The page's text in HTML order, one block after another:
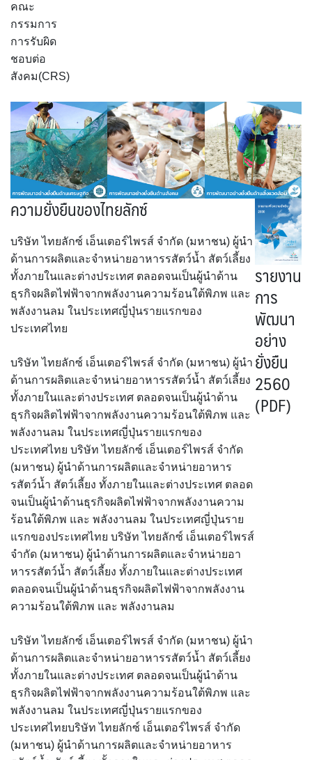
คณะ
กรรมการ
การรับผิด
ชอบต่อ
สังคม(CRS)
ความยั่งยืนของไทยลักซ์
บริษัท ไทยลักซ์ เอ็นเตอร์ไพรส์ จำกัด (มหาชน) ผู้นำ
ด้านการผลิตและจำหน่ายอาหารรสัตว์น้ำ สัตว์เลี้ยง
ทั้งภายในและต่างประเทศ ตลอดจนเป็นผู้นำด้าน
ธุรกิจผลิตไฟฟ้าจากพลังงานความร้อนใต้พิภพ และ
พลังงานลม ในประเทศญี่ปุ่นรายแรกของ
ประเทศไทย
บริษัท ไทยลักซ์ เอ็นเตอร์ไพรส์ จำกัด (มหาชน) ผู้นำ
ด้านการผลิตและจำหน่ายอาหารรสัตว์น้ำ สัตว์เลี้ยง
ทั้งภายในและต่างประเทศ ตลอดจนเป็นผู้นำด้าน
ธุรกิจผลิตไฟฟ้าจากพลังงานความร้อนใต้พิภพ และ
พลังงานลม ในประเทศญี่ปุ่นรายแรกของ
ประเทศไทย บริษัท ไทยลักซ์ เอ็นเตอร์ไพรส์ จำกัด
(มหาชน) ผู้นำด้านการผลิตและจำหน่ายอาหาร
รสัตว์น้ำ สัตว์เลี้ยง ทั้งภายในและต่างประเทศ ตลอด
จนเป็นผู้นำด้านธุรกิจผลิตไฟฟ้าจากพลังงานความ
ร้อนใต้พิภพ และ พลังงานลม ในประเทศญี่ปุ่นราย
แรกของประเทศไทย บริษัท ไทยลักซ์ เอ็นเตอร์ไพรส์
จำกัด (มหาชน) ผู้นำด้านการผลิตและจำหน่ายอา
หารรสัตว์น้ำ สัตว์เลี้ยง ทั้งภายในและต่างประเทศ
ตลอดจนเป็นผู้นำด้านธุรกิจผลิตไฟฟ้าจากพลังงาน
ความร้อนใต้พิภพ และ พลังงานลม
บริษัท ไทยลักซ์ เอ็นเตอร์ไพรส์ จำกัด (มหาชน) ผู้นำ
ด้านการผลิตและจำหน่ายอาหารรสัตว์น้ำ สัตว์เลี้ยง
ทั้งภายในและต่างประเทศ ตลอดจนเป็นผู้นำด้าน
ธุรกิจผลิตไฟฟ้าจากพลังงานความร้อนใต้พิภพ และ
พลังงานลม ในประเทศญี่ปุ่นรายแรกของ
ประเทศไทยบริษัท ไทยลักซ์ เอ็นเตอร์ไพรส์ จำกัด
(มหาชน) ผู้นำด้านการผลิตและจำหน่ายอาหาร
รายงาน
การ
พัฒนา
อย่าง
ยั่งยืน
2560
(PDF)